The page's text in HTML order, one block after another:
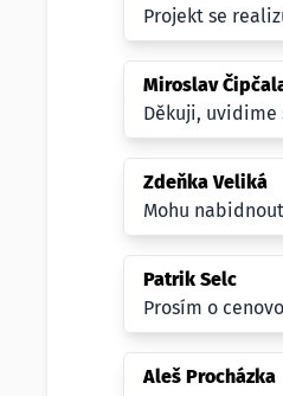
Projekt se
Miroslav
Děkuji, uvidime
Zdeňka Veliká
Mohu
Patrik Selc
Prosím o
Aleš Procházka